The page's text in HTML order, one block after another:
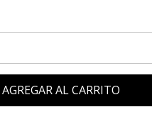
AGREGAR AL CARRITO